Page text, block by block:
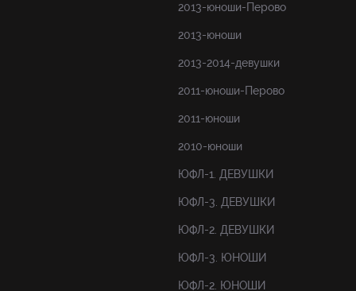
2013-юноши-Перово
2013-юноши
2013-2014-девушки
2011-юноши-Перово
2011-юноши
2010-юноши
ЮФЛ-1. ДЕВУШКИ
ЮФЛ-3. ДЕВУШКИ
ЮФЛ-2. ДЕВУШКИ
ЮФЛ-3. ЮНОШИ
ЮФЛ-2. ЮНОШИ